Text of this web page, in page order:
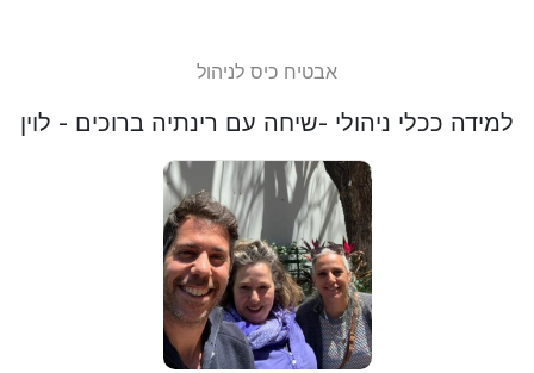
אבטיח כיס לניהול
למידה ככלי ניהולי -שיחה עם רינתיה ברוכים - לוין